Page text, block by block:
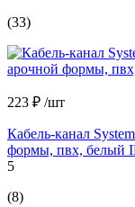
(33)
223 ₽ /шт
Кабель-канал
формы, пвх, белый
5
(8)